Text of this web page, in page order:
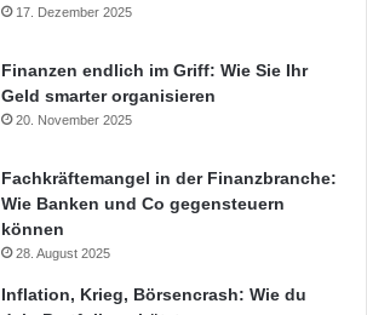
17. Dezember 2025
Finanzen endlich im Griff: Wie Sie Ihr
Geld smarter organisieren
20. November 2025
Fachkräftemangel in der Finanzbranche:
Wie Banken und Co gegensteuern
können
28. August 2025
Inflation, Krieg, Börsencrash: Wie du